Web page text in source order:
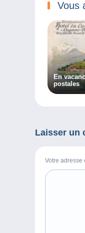
Vous
En
postales
Laisser un
Votre adresse